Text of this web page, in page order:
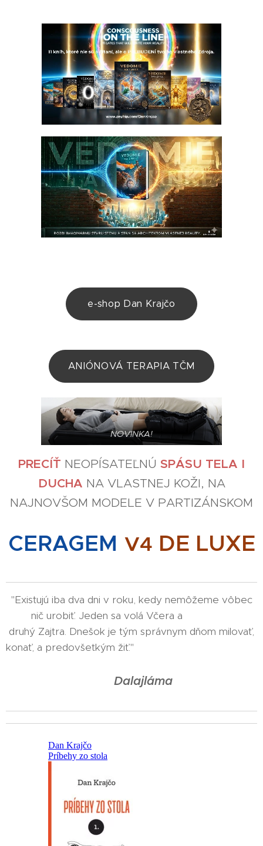
e-shop Dan Krajčo
ANIÓNOVÁ TERAPIA TČM
NOVINKA!
PRECÍŤ NEOPÍSATEĽNÚ SPÁSU TELA I
DUCHA NA VLASTNEJ KOŽI, NA
NAJNOVŠOM MODELE V PARTIZÁNSKOM
CERAGEM V4 DE LUXE
"Existujú iba dva dni v roku, kedy nemôžeme vôbec
nič urobiť. Jeden sa volá Včera a
druhý Zajtra. Dnešok je tým správnym dňom milovať,
konať, a predovšetkým žiť."
Dalajláma